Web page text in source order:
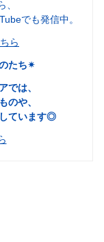
でも発信中。
ら
たち✴︎
では、
のや、
ています◎